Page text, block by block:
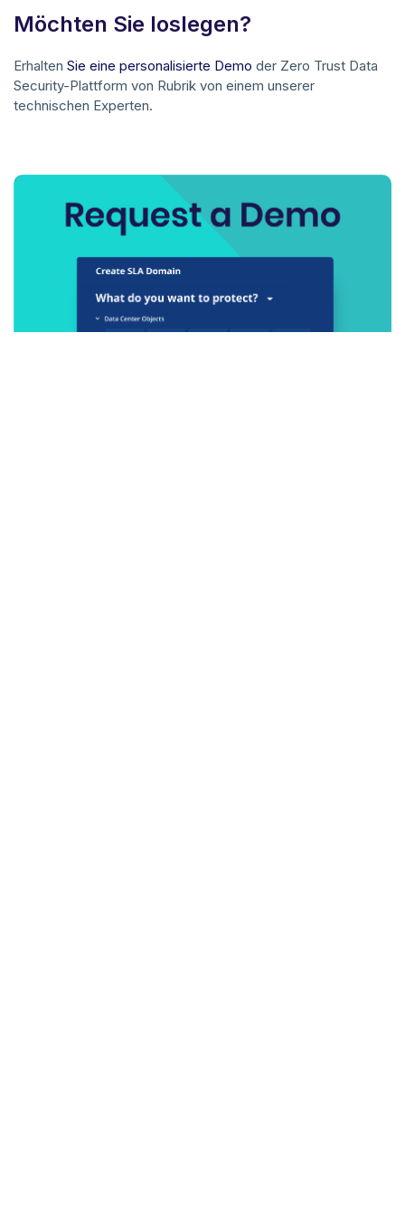
Möchten Sie loslegen?
Erhalten Sie eine personalisierte Demo der Zero Trust Data
Security-Plattform von Rubrik von einem unserer
technischen Experten.